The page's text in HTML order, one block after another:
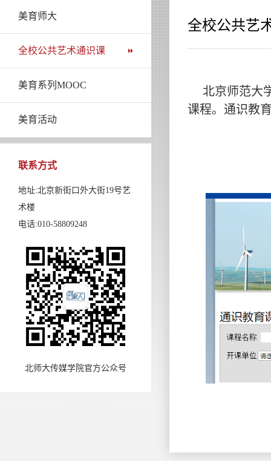
美育师大
全校公共艺术通识课
美育系列MOOC
美育活动
联系方式
地址:北京新街口外大街19号艺
术楼
电话:010-58809248
北师大传媒学院官方公众号
全校公共艺
北京师范大
课程。通识教